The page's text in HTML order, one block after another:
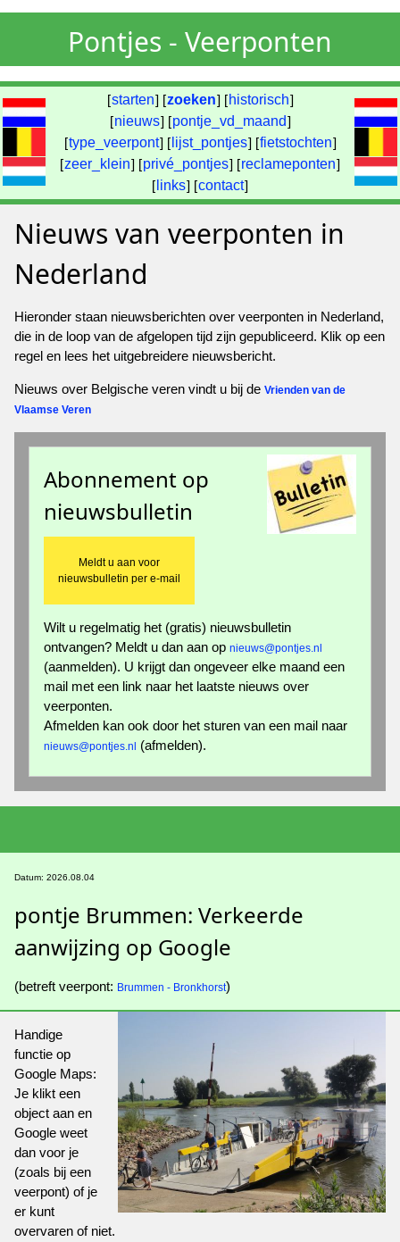
Pontjes - Veerponten
[starten] [zoeken] [ historisch]
[nieuws] [pontje_vd_maand]
[type_veerpont] [ lijst_pontjes] [fietstochten]
[zeer_klein] [privé_pontjes] [reclameponten]
[ links] [contact]
Nieuws van veerponten in
Nederland
Hieronder staan nieuwsberichten over veerponten in Nederland,
die in de loop van de afgelopen tijd zijn gepubliceerd. Klik op een
regel en lees het uitgebreidere nieuwsbericht.
Nieuws over Belgische veren vindt u bij de Vrienden van de
Vlaamse Veren
Abonnement op
nieuwsbulletin
Meldt u aan voor
nieuwsbulletin per e-mail
Wilt u regelmatig het (gratis) nieuwsbulletin
ontvangen? Meldt u dan aan op nieuws@pontjes.nl
(aanmelden). U krijgt dan ongeveer elke maand een
mail met een link naar het laatste nieuws over
veerponten.
Afmelden kan ook door het sturen van een mail naar
nieuws@pontjes.nl (afmelden).
Datum: 2026.08.04
pontje Brummen: Verkeerde
aanwijzing op Google
(betreft veerpont: Brummen - Bronkhorst)
Handige
functie op
Google Maps:
Je klikt een
object aan en
Google weet
dan voor je
(zoals bij een
veerpont) of je
er kunt
overvaren of niet.